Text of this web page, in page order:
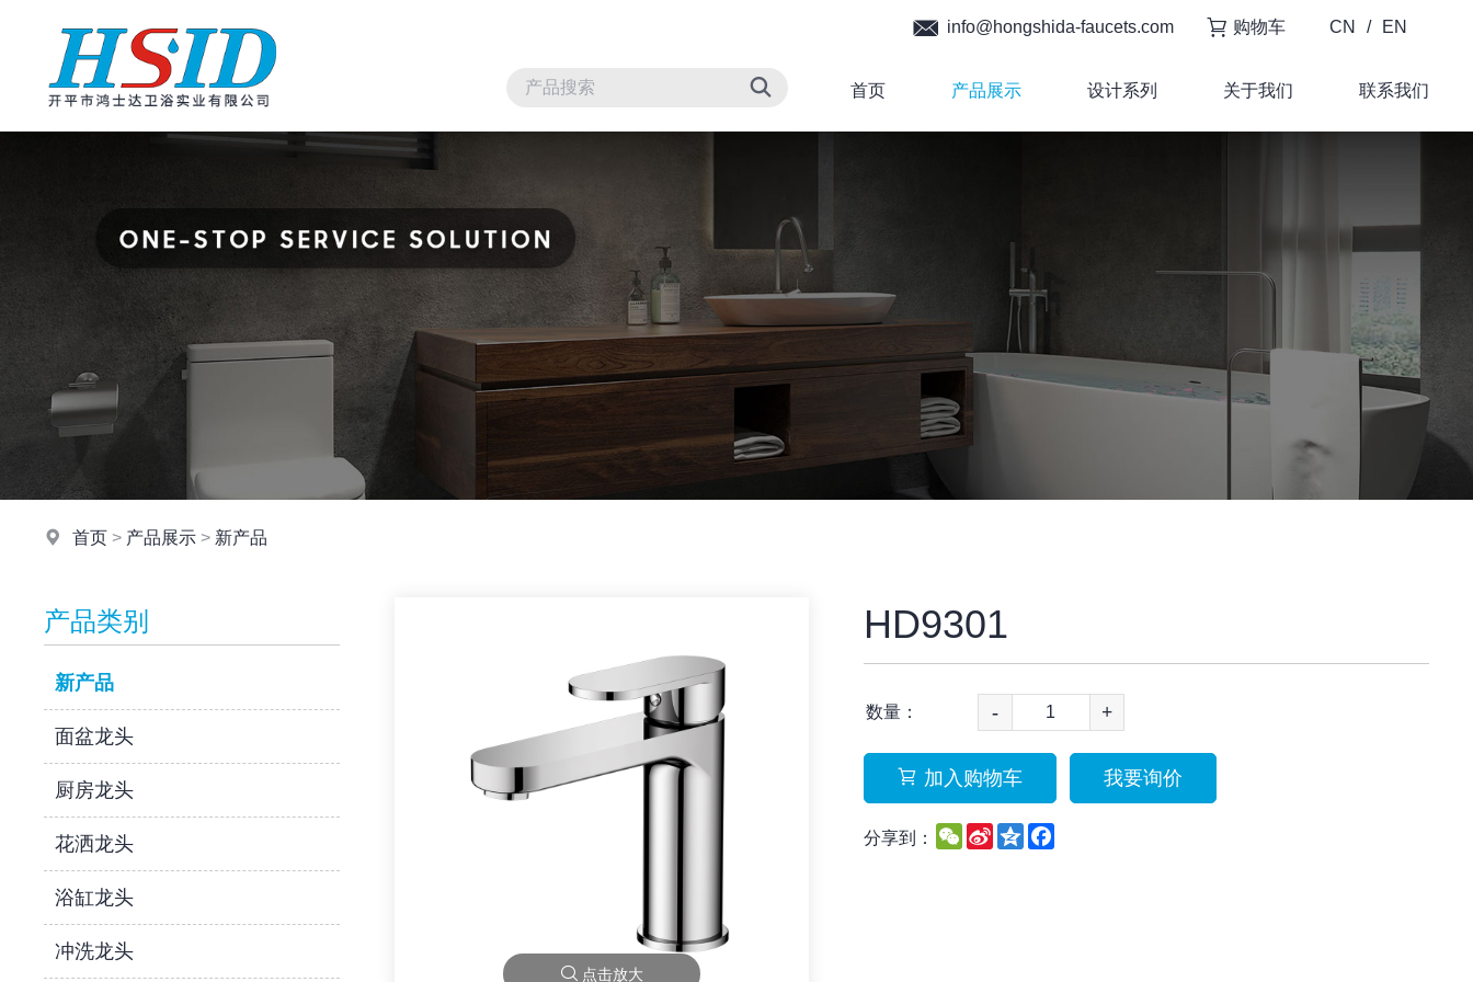
首页 产品展示 设计系列 关于我们 联系我们
info@hongshida-faucets.com 购物车 CN / EN
首页 > 产品展示 > 新产品
产品类别
新产品
面盆龙头
厨房龙头
花洒龙头
浴缸龙头
冲洗龙头
点击放大
HD9301
数量： - +
加入购物车 我要询价
分享到： WeChat
Sina
Weibo
QzoneFacebook